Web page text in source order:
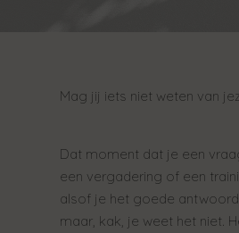
Mag jij iets niet weten van
Dat moment dat je een
een vergadering of een
alsof je het goede
maar, kak, je weet het niet.